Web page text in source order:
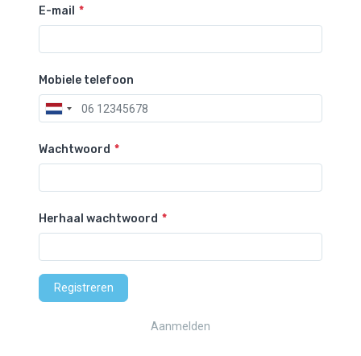
E-mail
Mobiele telefoon
Wachtwoord
Herhaal wachtwoord
Registreren
Aanmelden